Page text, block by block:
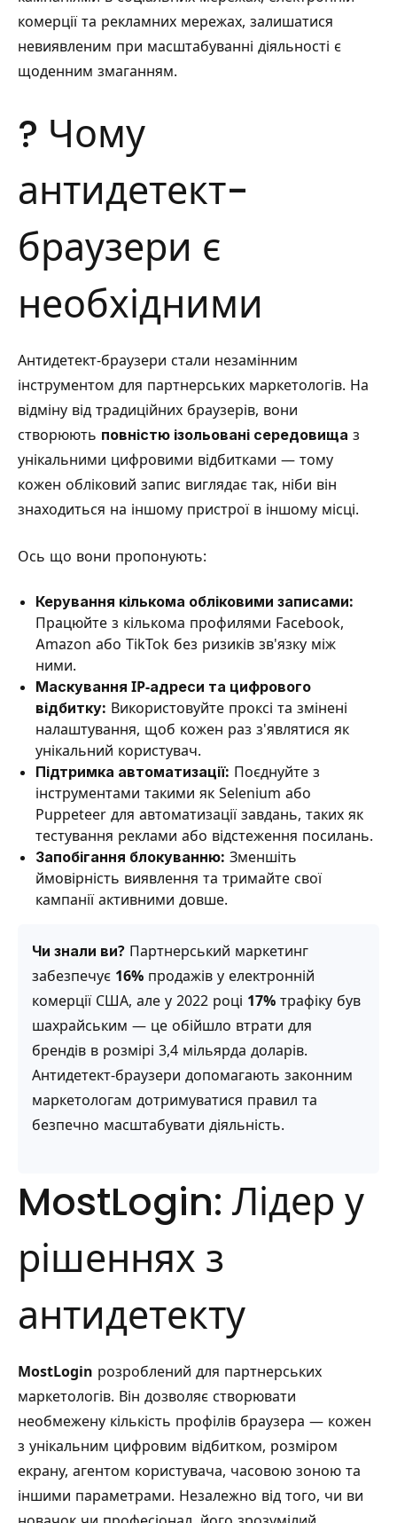
комерції та рекламних мережах, залишатися
невиявленим при масштабуванні діяльності є
щоденним змаганням.
?️ Чому
антидетект-
браузери є
необхідними
Антидетект-браузери стали незамінним
інструментом для партнерських маркетологів. На
відміну від традиційних браузерів, вони
створюють повністю ізольовані середовища з
унікальними цифровими відбитками — тому
кожен обліковий запис виглядає так, ніби він
знаходиться на іншому пристрої в іншому місці.
Ось що вони пропонують:
Керування кількома обліковими записами:
Працюйте з кількома профилями Facebook,
Amazon або TikTok без ризиків зв'язку між
ними.
Маскування IP-адреси та цифрового
відбитку: Використовуйте проксі та змінені
налаштування, щоб кожен раз з'являтися як
унікальний користувач.
Підтримка автоматизації: Поєднуйте з
інструментами такими як Selenium або
Puppeteer для автоматизації завдань, таких як
тестування реклами або відстеження посилань.
Запобігання блокуванню: Зменшіть
ймовірність виявлення та тримайте свої
кампанії активними довше.
Чи знали ви? Партнерський маркетинг
забезпечує 16% продажів у електронній
комерції США, але у 2022 році 17% трафіку був
шахрайським — це обійшло втрати для
брендів в розмірі 3,4 мільярда доларів.
Антидетект-браузери допомагають законним
маркетологам дотримуватися правил та
безпечно масштабувати діяльність.
MostLogin: Лідер у
рішеннях з
антидетекту
MostLogin розроблений для партнерських
маркетологів. Він дозволяє створювати
необмежену кількість профілів браузера — кожен
з унікальним цифровим відбитком, розміром
екрану, агентом користувача, часовою зоною та
іншими параметрами. Незалежно від того, чи ви